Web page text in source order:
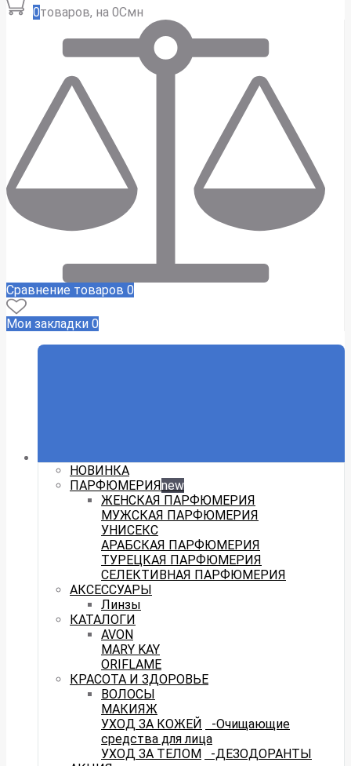
0товаров, на 0Смн
Сравнение товаров 0
Мои закладки 0
НОВИНКА
ПАРФЮМЕРИЯnew
ЖЕНСКАЯ ПАРФЮМЕРИЯ
МУЖСКАЯ ПАРФЮМЕРИЯ
УНИСЕКС
АРАБСКАЯ ПАРФЮМЕРИЯ
ТУРЕЦКАЯ ПАРФЮМЕРИЯ
СЕЛЕКТИВНАЯ ПАРФЮМЕРИЯ
АКСЕССУАРЫ
Линзы
КАТАЛОГИ
AVON
MARY KAY
ORIFLAME
КРАСОТА И ЗДОРОВЬЕ
ВОЛОСЫ
МАКИЯЖ
УХОД ЗА КОЖЕЙ
-Очищающие
средства для лица
УХОД ЗА ТЕЛОМ
-ДЕЗОДОРАНТЫ